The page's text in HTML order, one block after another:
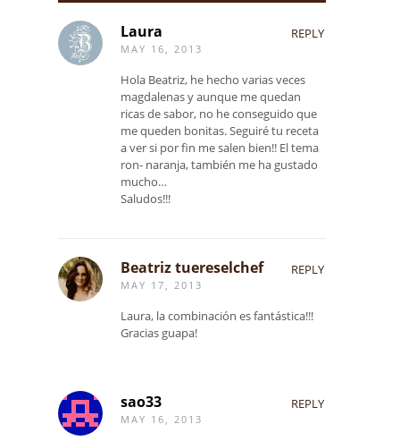
Laura
MAY 16, 2013
REPLY
Hola Beatriz, he hecho varias veces
magdalenas y aunque me quedan
ricas de sabor, no he conseguido que
me queden bonitas. Seguiré tu receta
a ver si por fin me salen bien!! El tema
ron- naranja, también me ha gustado
mucho…
Saludos!!!
Beatriz tuereselchef
MAY 17, 2013
REPLY
Laura, la combinación es fantástica!!!
Gracias guapa!
sao33
MAY 16, 2013
REPLY